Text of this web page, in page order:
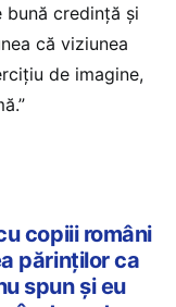
bună credință și
că viziunea
de imagine,
copiii români
părinților ca
spun și eu